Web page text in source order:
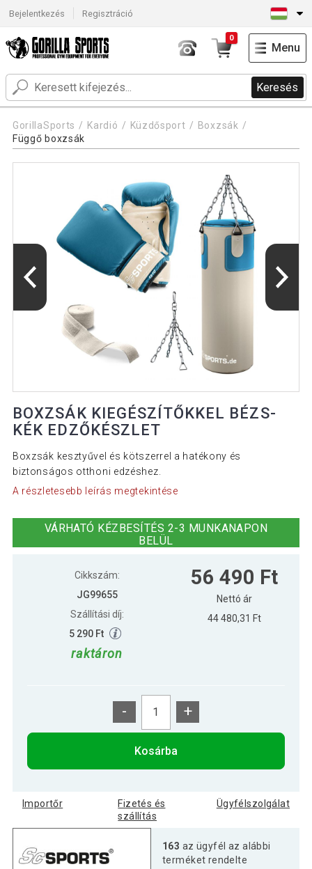
Bejelentkezés Regisztráció
Keresés
0
Menu
GorillaSports Kardió Küzdősport
Boxzsák
Függő boxzsák
BOXZSÁK KIEGÉSZÍTŐKKEL BÉZS-
KÉK EDZŐKÉSZLET
Boxzsák kesztyűvel és kötszerrel a hatékony és
biztonságos otthoni edzéshez.
A részletesebb leírás megtekintése
VÁRHATÓ KÉZBESÍTÉS 2-3 MUNKANAPON
BELÜL
Cikkszám:
JG99655
Szállítási díj:
5 290 Ft
raktáron
56 490 Ft
Nettó ár
44 480,31 Ft
- +
Kosárba
Importőr
Fizetés és
szállítás
Ügyfélszolgálat
163 az ügyfél az alábbi
terméket rendelte